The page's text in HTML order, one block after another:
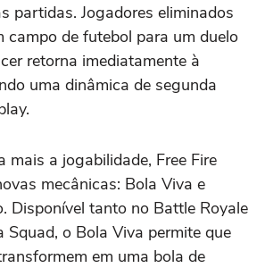
partidas. Jogadores eliminados
campo de futebol para um duelo
retorna imediatamente à
uma dinâmica de segunda
mais a jogabilidade, Free Fire
mecânicas: Bola Viva e
Disponível tanto no Battle Royale
Squad, o Bola Viva permite que
em uma bola de